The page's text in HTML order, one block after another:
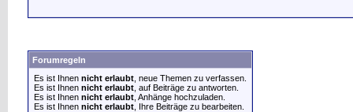
Forumregeln
Es ist Ihnen nicht erlaubt , neue Themen zu verfassen.
Es ist Ihnen nicht erlaubt , auf Beiträge zu antworten.
Es ist Ihnen nicht erlaubt , Anhänge hochzuladen.
Es ist Ihnen nicht erlaubt , Ihre Beiträge zu bearbeiten.